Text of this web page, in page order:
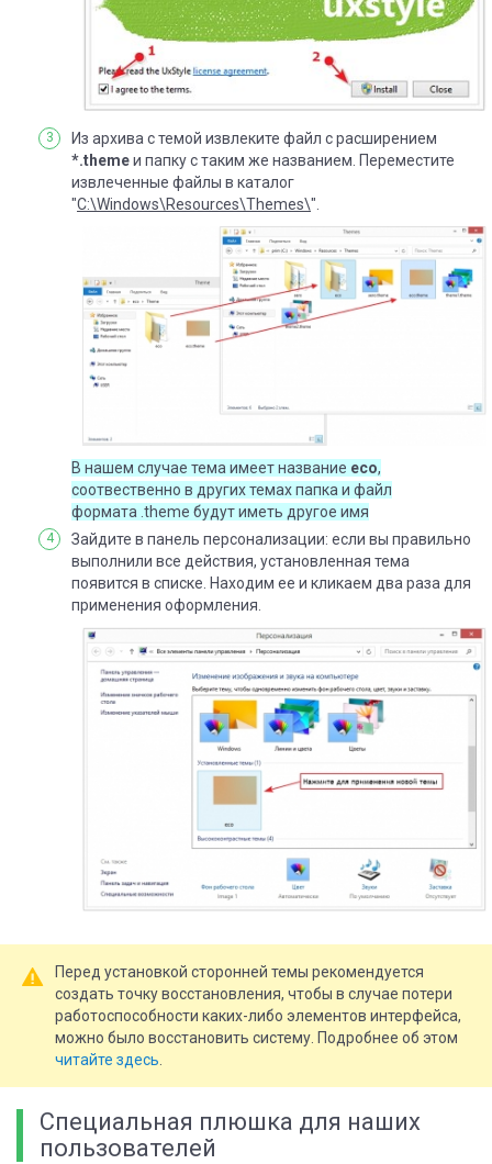
Из архива с темой извлеките файл с расширением
*.themeи папку с таким же названием. Переместите
извлеченные файлы в каталог
"C:\Windows\Resources\Themes\".
В нашем случае тема имеет название eco,
соотвественно в других темах папка и файл
формата .theme будут иметь другое имя
Зайдите в панель персонализации: если вы правильно
выполнили все действия, установленная тема
появится в списке. Находим ее и кликаем два раза для
применения оформления.
Перед установкой сторонней темы рекомендуется
создать точку восстановления, чтобы в случае потери
работоспособности каких-либо элементов интерфейса,
можно было восстановить систему. Подробнее об этом
читайте здесь.
Специальная плюшка для наших
пользователей